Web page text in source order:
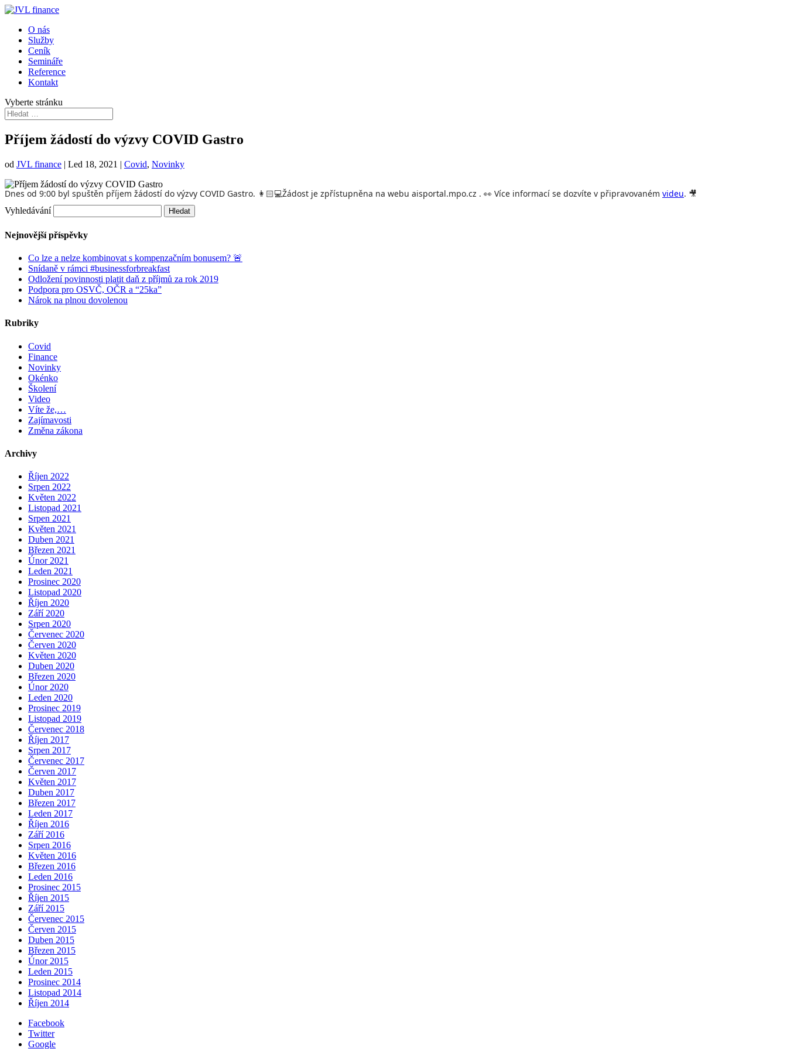
O nás
Služby
Ceník
Semináře
Reference
Kontakt
Vyberte stránku
Příjem žádostí do výzvy COVID Gastro
od JVL finance | Led 18, 2021 | Covid, Novinky
Dnes od 9:00 byl spuštěn příjem žádostí do výzvy COVID Gastro. 👩🏻💻Žádost je zpřístupněna na webu aisportal.mpo.cz . 👀 Více informací se dozvíte v připravovaném videu. 🎥
Vyhledávání
Nejnovější příspěvky
Co lze a nelze kombinovat s kompenzačním bonusem? 🚨
Snídaně v rámci #businessforbreakfast
Odložení povinnosti platit daň z příjmů za rok 2019
Podpora pro OSVČ, OČR a “25ka”
Nárok na plnou dovolenou
Rubriky
Covid
Finance
Novinky
Okénko
Školení
Video
Víte že,…
Zajímavosti
Změna zákona
Archivy
Říjen 2022
Srpen 2022
Květen 2022
Listopad 2021
Srpen 2021
Květen 2021
Duben 2021
Březen 2021
Únor 2021
Leden 2021
Prosinec 2020
Listopad 2020
Říjen 2020
Září 2020
Srpen 2020
Červenec 2020
Červen 2020
Květen 2020
Duben 2020
Březen 2020
Únor 2020
Leden 2020
Prosinec 2019
Listopad 2019
Červenec 2018
Říjen 2017
Srpen 2017
Červenec 2017
Červen 2017
Květen 2017
Duben 2017
Březen 2017
Leden 2017
Říjen 2016
Září 2016
Srpen 2016
Květen 2016
Březen 2016
Leden 2016
Prosinec 2015
Říjen 2015
Září 2015
Červenec 2015
Červen 2015
Duben 2015
Březen 2015
Únor 2015
Leden 2015
Prosinec 2014
Listopad 2014
Říjen 2014
Facebook
Twitter
Google